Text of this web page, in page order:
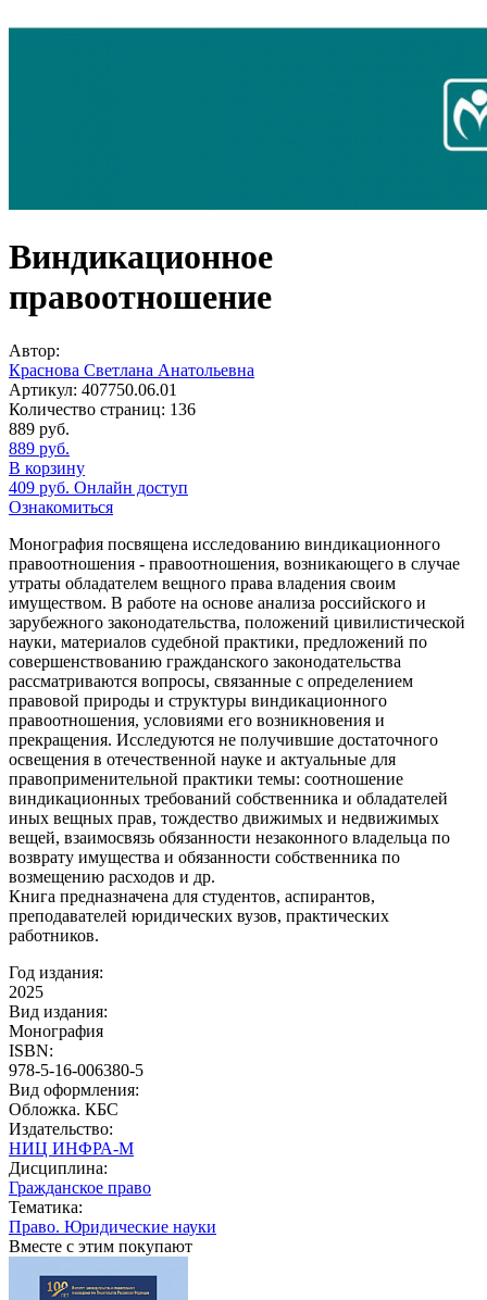
Виндикационное
правоотношение
Автор:
Краснова Светлана Анатольевна
Артикул: 407750.06.01
Количество страниц: 136
889 руб.
889 руб.
В корзину
409 руб. Онлайн доступ
Ознакомиться
Монография посвящена исследованию виндикационного
правоотношения - правоотношения, возникающего в случае
утраты обладателем вещного права владения своим
имуществом. В работе на основе анализа российского и
зарубежного законодательства, положений цивилистической
науки, материалов судебной практики, предложений по
совершенствованию гражданского законодательства
рассматриваются вопросы, связанные с определением
правовой природы и структуры виндикационного
правоотношения, условиями его возникновения и
прекращения. Исследуются не получившие достаточного
освещения в отечественной науке и актуальные для
правоприменительной практики темы: соотношение
виндикационных требований собственника и обладателей
иных вещных прав, тождество движимых и недвижимых
вещей, взаимосвязь обязанности незаконного владельца по
возврату имущества и обязанности собственника по
возмещению расходов и др.
Книга предназначена для студентов, аспирантов,
преподавателей юридических вузов, практических
работников.
Год издания:
2025
Вид издания:
Монография
ISBN:
978-5-16-006380-5
Вид оформления:
Обложка. КБС
Издательство:
НИЦ ИНФРА-М
Дисциплина:
Гражданское право
Тематика:
Право. Юридические науки
Вместе с этим покупают